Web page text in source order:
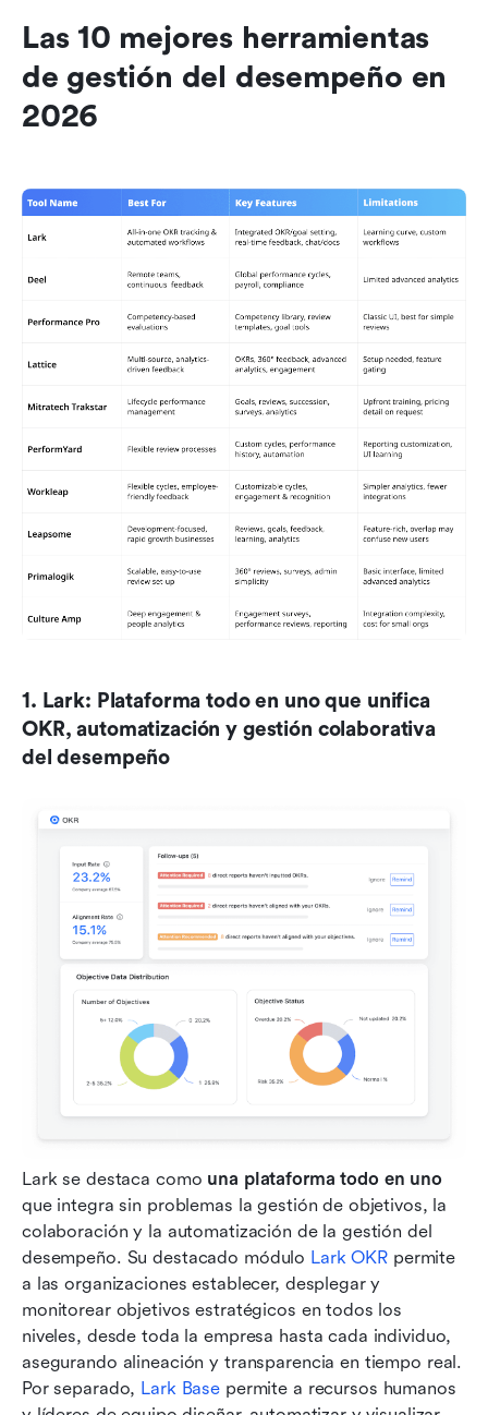
Las 10 mejores herramientas
de gestión del desempeño en
2026
1. Lark: Plataforma todo en uno que unifica
OKR, automatización y gestión colaborativa
del desempeño
Lark se destaca como una plataforma todo en uno
que integra sin problemas la gestión de objetivos, la
colaboración y la automatización de la gestión del
desempeño. Su destacado módulo Lark OKR permite
a las organizaciones establecer, desplegar y
monitorear objetivos estratégicos en todos los
niveles, desde toda la empresa hasta cada individuo,
asegurando alineación y transparencia en tiempo real.
Por separado, Lark Base permite a recursos humanos